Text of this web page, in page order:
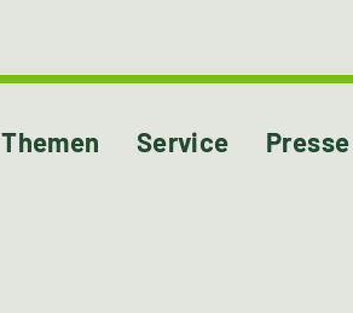
Themen Service Presse